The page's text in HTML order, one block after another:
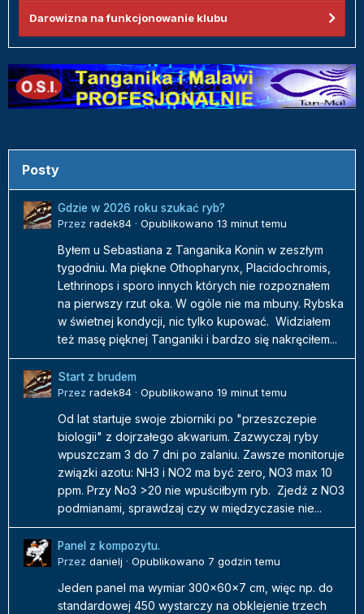
Darowizna na funkcjonowanie klubu
Posty
Gdzie w 2026 roku szukać ryb?
Przez radek84 · Opublikowano 13 minut temu
Byłem u Sebastiana z Tanganika Konin w zeszłym
tygodniu. Ma piękne Othopharynx, Placidochromis,
Lethrinops i sporo innych których nie rozpoznałem
na pierwszy rzut oka. W ogóle nie ma mbuny. Rybska
w świetnej kondycji, nic tylko kupować. Widziałem
też masę pięknej Tanganiki i bardzo się nakręciłem...
Start z brudem
Przez radek84 · Opublikowano 19 minut temu
Od lat startuje swoje zbiorniki po "przeszczepie
biologii" z dojrzałego akwarium. Zazwyczaj ryby
wpuszczam 3 do 7 dni po zalaniu. Zawsze monitoruje
związki azotu: NH3 i NO2 ma być zero, NO3 max 10
ppm. Przy No3 >20 nie wpuściłbym ryb. Zjedź z NO3
podmianami, sprawdzaj czy w międzyczasie nie...
Panel z kompozytu.
Przez danielj · Opublikowano 7 godzin temu
Jeden panel ma wymiar 300x60x7 cm, więc np. do
standardowej 450 wystarczy na obklejenie trzech